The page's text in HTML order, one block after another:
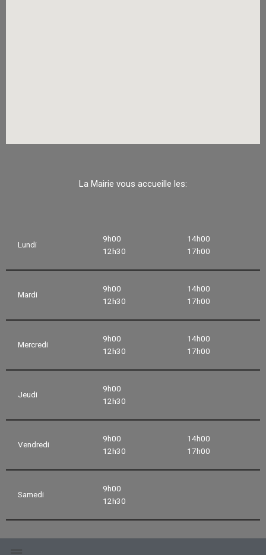
La Mairie vous accueille les:
Lundi
9h00
12h30
14h00
17h00
Mardi
9h00
12h30
14h00
17h00
Mercredi
9h00
12h30
14h00
17h00
Jeudi
9h00
12h30
Vendredi
9h00
12h30
14h00
17h00
Samedi
9h00
12h30